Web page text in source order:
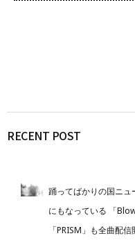
RECENT POST
踊ってばかりの国ニュ
にもなっている 「
「PRISM」も全曲配信